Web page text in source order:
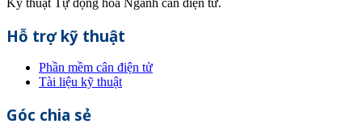
Kỹ thuật Tự động hóa Ngành cân điện tử.
Hỗ trợ kỹ thuật
Phần mềm cân điện tử
Tài liệu kỹ thuật
Góc chia sẻ